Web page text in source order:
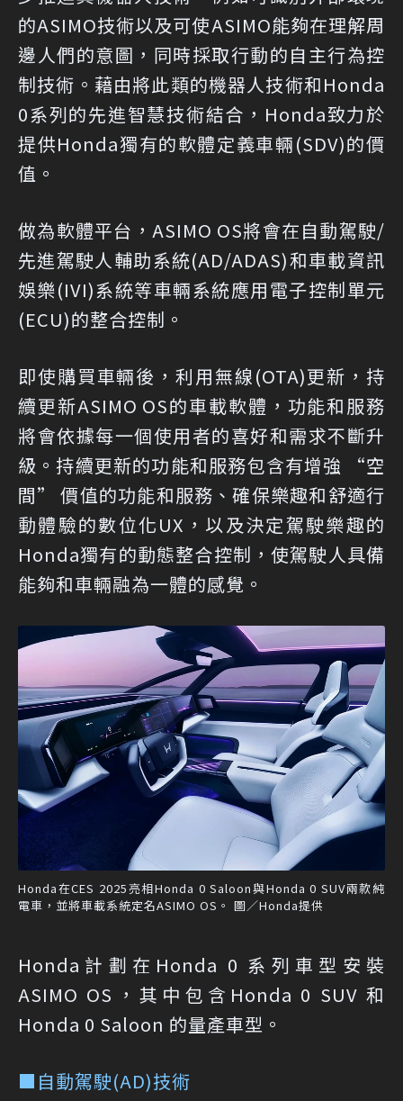
的ASIMO技術以及可使ASIMO能夠在理解周
邊人們的意圖，同時採取行動的自主行為控
制技術。藉由將此類的機器人技術和Honda
0系列的先進智慧技術結合，Honda致力於
提供Honda獨有的軟體定義車輛(SDV)的價
值。
做為軟體平台，ASIMO OS將會在自動駕駛/
先進駕駛人輔助系統(AD/ADAS)和車載資訊
娛樂(IVI)系統等車輛系統應用電子控制單元
(ECU)的整合控制。
即使購買車輛後，利用無線(OTA)更新，持
續更新ASIMO OS的車載軟體，功能和服務
將會依據每一個使用者的喜好和需求不斷升
級。持續更新的功能和服務包含有增強 “空
間” 價值的功能和服務、確保樂趣和舒適行
動體驗的數位化UX，以及決定駕駛樂趣的
Honda獨有的動態整合控制，使駕駛人具備
能夠和車輛融為一體的感覺。
Honda在CES 2025亮相Honda 0 Saloon與Honda 0 SUV兩款純
電車，並將車載系統定名ASIMO OS。 圖／Honda提供
Honda計劃在Honda 0 系列車型安裝
ASIMO OS，其中包含Honda 0 SUV 和
Honda 0 Saloon 的量產車型。
■自動駕駛(AD)技術